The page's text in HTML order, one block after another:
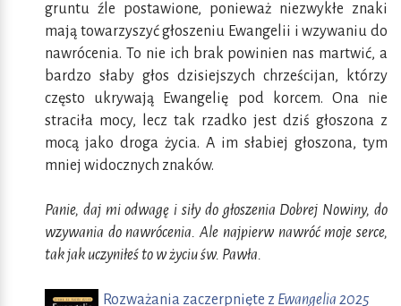
gruntu źle postawione, ponieważ niezwykłe znaki
mają towarzyszyć głoszeniu Ewangelii i wzywaniu do
nawrócenia. To nie ich brak powinien nas martwić, a
bardzo słaby głos dzisiejszych chrześcijan, którzy
często ukrywają Ewangelię pod korcem. Ona nie
straciła mocy, lecz tak rzadko jest dziś głoszona z
mocą jako droga życia. A im słabiej głoszona, tym
mniej widocznych znaków.
Panie, daj mi odwagę i siły do głoszenia Dobrej Nowiny, do
wzywania do nawrócenia. Ale najpierw nawróć moje serce,
tak jak uczyniłeś to w życiu św. Pawła.
Rozważania zaczerpnięte z Ewangelia 2025